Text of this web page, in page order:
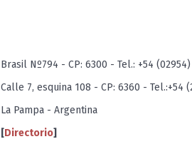
Brasil Nº794 - CP: 6300 - Tel.: +54
Calle 7, esquina 108 - CP: 6360 - Tel.:+54
La Pampa - Argentina
[Directorio]